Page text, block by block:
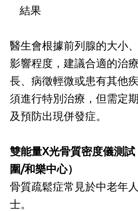
結果
醫生會根據前列腺的大小
影響程度，建議合適的治
長、病徵輕微或患有其他
須進行特別治療，但需定
及預防出現併發症。
雙能量X光骨質密度儀測
圍/和樂中心）
骨質疏鬆症常見於中老年
士。